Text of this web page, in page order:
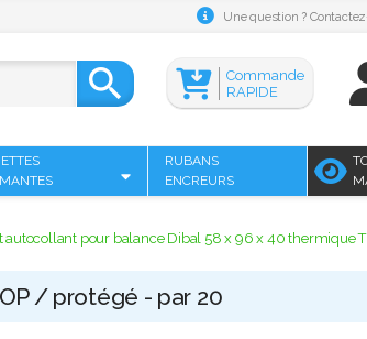
Une question ?

Commande
RAPIDE
RUBANS
ENCREURS
autocollant pour balance Dibal 58 x 96 x 40 thermique
/ protégé - par 20